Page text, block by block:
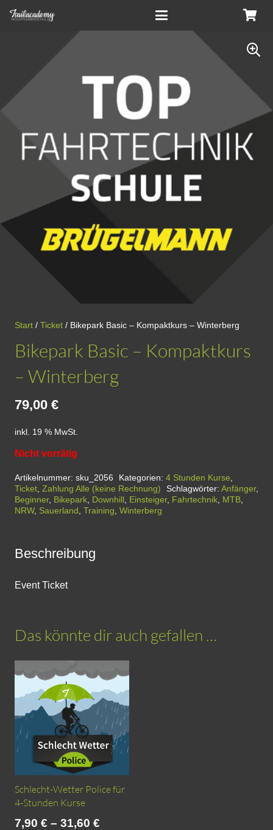
Start / Ticket / Bikepark Basic – Kompaktkurs – Winterberg
Bikepark Basic – Kompaktkurs
– Winterberg
79,00 €
inkl. 19 % MwSt.
Nicht vorrätig
Artikelnummer: sku_2056 Kategorien: 4 Stunden Kurse
Ticket Zahlung Alle (keine Rechnung) Schlagwörter: Anfänger,
Beginner, Bikepark Downhill Einsteiger, Fahrtechnik MTB
NRW, Sauerland Training Winterberg
Beschreibung
Event Ticket
Das könnte dir auch gefallen …
Schlecht-Wetter Police für
4-Stunden Kurse
7,90 € – 31,60 €